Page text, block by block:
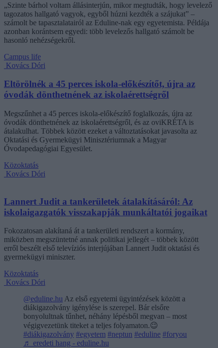
„Szinte bárhol voltam állásinterjún, mikor megtudták, hogy levelező
tagozatos hallgató vagyok, egyből húzni kezdték a szájukat” –
számolt be tapasztalatairól az Eduline-nak egy egyetemista. Példája
azonban korántsem egyedi: több levelezős hallgató számolt be
hasonló nehézségekről.
Campus life
Kovács Dóri
Eltörölnék a 45 perces iskola-előkészítőt, újra az
óvodák dönthetnének az iskolaérettségről
Megszűnhet a 45 perces iskola-előkészítő foglalkozás, újra az
óvodák dönthetnének az iskolaérettségről, és az oviKRÉTA is
átalakulhat. Többek között ezeket a változtatásokat javasolta az
Oktatási és Gyermekügyi Minisztériumnak a Magyar
Óvodapedagógiai Egyesület.
Közoktatás
Kovács Dóri
Lannert Judit a tankerületek átalakításáról: Az
iskolaigazgatók visszakapják munkáltatói jogaikat
Fokozatosan alakítaná át a tankerületi rendszert a kormány,
miközben megszüntetné annak politikai jellegét – többek között
erről beszélt első televíziós interjújában Lannert Judit oktatási és
gyermekügyi miniszter.
Közoktatás
Kovács Dóri
@eduline.hu Az első egyetemi ügyintézések között a
diákigazolvány igénylése is szerepel. Bár elsőre
bonyolultnak tűnhet, néhány lépésből megvan – most
végigvezetünk titeket a teljes folyamaton.😉
#diákigazolvány #egyetem #neptun #eduline #foryou
♬ eredeti hang - eduline.hu